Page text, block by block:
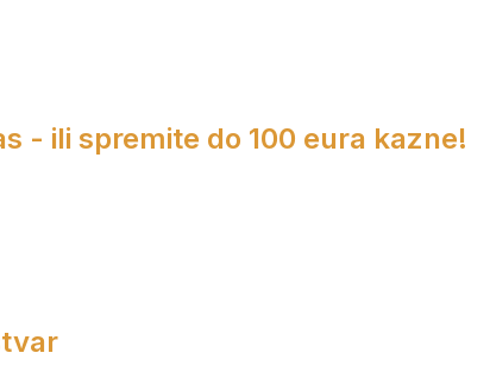
- ili spremite do 100 eura kazne!